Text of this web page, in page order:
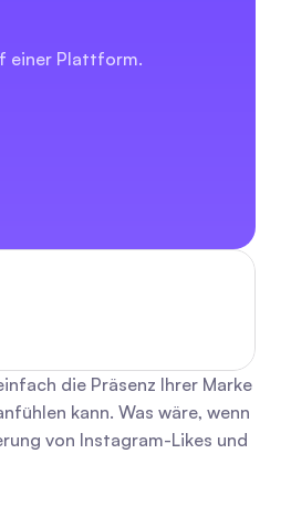
die Präsenz Ihrer Marke
kann. Was wäre, wenn
von Instagram-Likes und
einer Plattform.